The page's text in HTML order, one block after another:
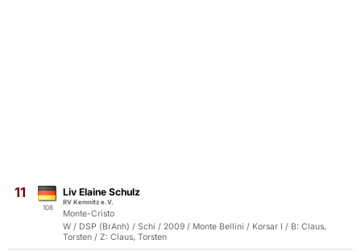
11
108
Liv Elaine Schulz
RV Kemnitz e.V.
Monte-Cristo
W / DSP (BrAnh) / Schi / 2009 / Monte Bellini / Korsar I / B: Claus,
Torsten / Z: Claus, Torsten